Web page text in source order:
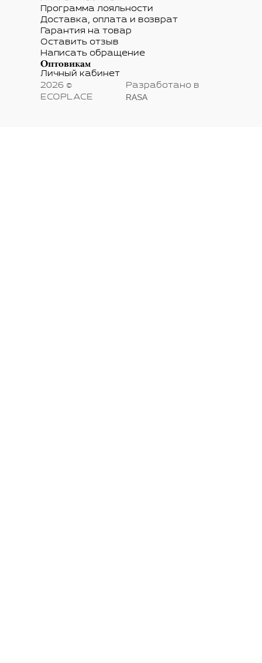
Программа лояльности
Доставка, оплата и возврат
Гарантия на товар
Оставить отзыв
Написать обращение
Оптовикам
Личный кабинет
2026 ©
ECOPLACE
Разработано в
RASA